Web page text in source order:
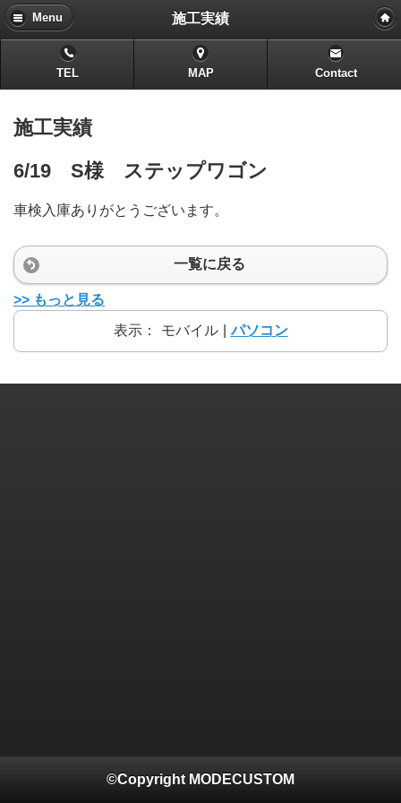
Menu 施工実績
TEL MAP Contact
施工実績
6/19 S様 ステップワゴン
車検入庫ありがとうございます。
一覧に戻る
>> もっと見る
表示：
モバイル パソコン
©Copyright MODECUSTOM